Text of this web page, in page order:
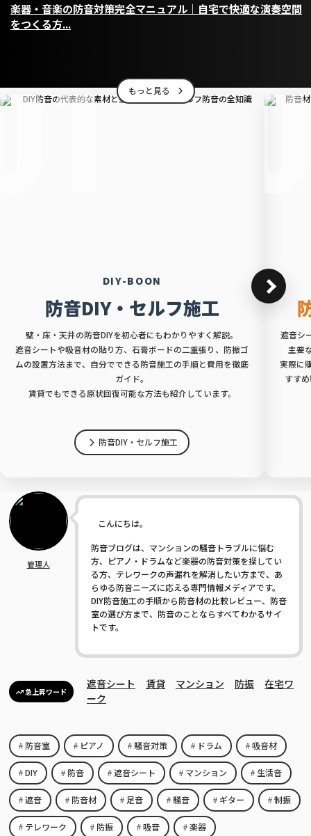
楽器・音楽の防音対策完全マニュアル｜自宅で快適な演奏空間
をつくる方...
もっと見る
DIY-BOON
防音DIY・セルフ施工
壁・床・天井の防音DIYを初心者にもわかりやすく解説。
遮音シートや吸音材の貼り方、石膏ボードの二重張り、防振ゴ
ムの設置方法まで、自分でできる防音施工の手順と費用を徹底
ガイド。
賃貸でもできる原状回復可能な方法も紹介しています。
防音DIY・セルフ施工
遮音シ
主要
実際に
すす
管理人
こんにちは。
防音ブログは、マンションの騒音トラブルに悩む
方、ピアノ・ドラムなど楽器の防音対策を探してい
る方、テレワークの声漏れを解消したい方まで、あ
らゆる防音ニーズに応える専門情報メディアです。
DIY防音施工の手順から防音材の比較レビュー、防音
室の選び方まで、防音のことならすべてわかるサイ
トです。
急上昇ワード
遮音シート 賃貸 マンション 防振
在宅ワ
ーク
防音室 ピアノ 騒音対策 ドラム 吸音材
DIY 防音 遮音シート マンション 生活音
遮音 防音材 足音 騒音 ギター 制振
テレワーク 防振 吸音 楽器